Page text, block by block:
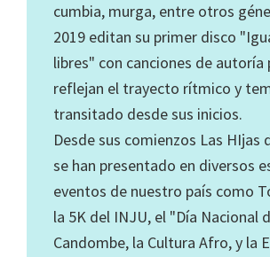
cumbia, murga, entre otros
2019 editan su primer disco
libres" con canciones de autoría
reflejan el trayecto rítmico y
transitado desde sus inicios.
Desde sus comienzos Las HIjas
se han presentado en diversos
eventos de nuestro país como
la 5K del INJU, el "Día Nacional
Candombe, la Cultura Afro, y la